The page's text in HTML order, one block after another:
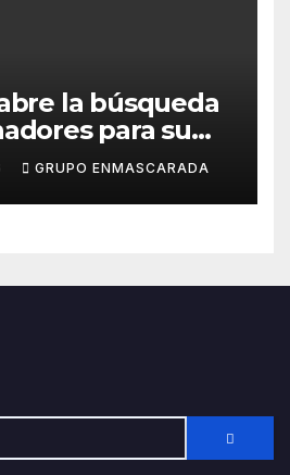
la búsqueda
para su
en el Carnaval
de Gran
GRUPO ENMASCARADA